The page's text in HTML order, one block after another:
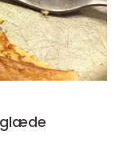
glæde